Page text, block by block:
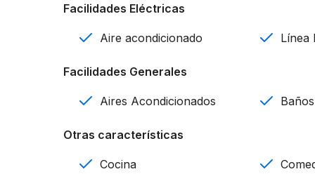
Facilidades Eléctricas
Aire acondicionado Línea
Facilidades Generales
Aires Acondicionados Baños
Otras características
Cocina